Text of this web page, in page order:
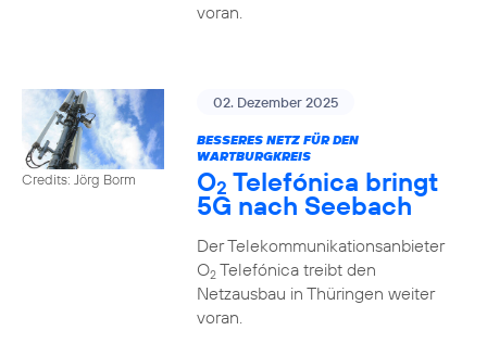
voran.
Credits: Jörg Borm
02. Dezember 2025
BESSERES NETZ FÜR DEN
WARTBURGKREIS
O2 Telefónica bringt
5G nach Seebach
Der Telekommunikationsanbieter
O2Telefónica treibt den
Netzausbau in Thüringen weiter
voran.